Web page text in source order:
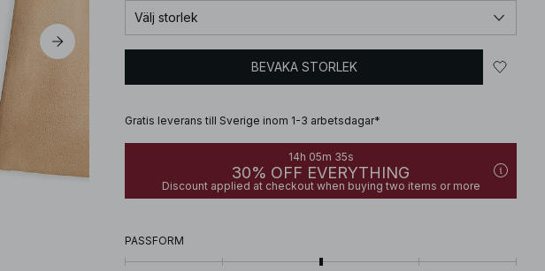
Välj storlek
BEVAKA STORLEK
Gratis leverans till Sverige inom 1-3 arbetsdagar*
14h 05m 34s
30% OFF EVERYTHING
Discount applied at checkout when buying two items or more
PASSFORM